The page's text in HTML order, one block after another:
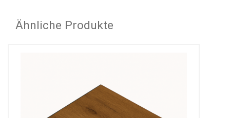
Ähnliche Produkte